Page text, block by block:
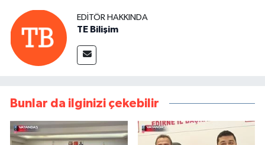
EDITÖR HAKKINDA
TE Bilişim
Bunlar da ilginizi çekebilir